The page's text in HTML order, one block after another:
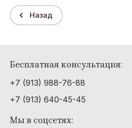
Назад
Бесплатная консультация:
+7 (913) 988-76-88
+7 (913) 640-45-45
Мы в соцсетях: